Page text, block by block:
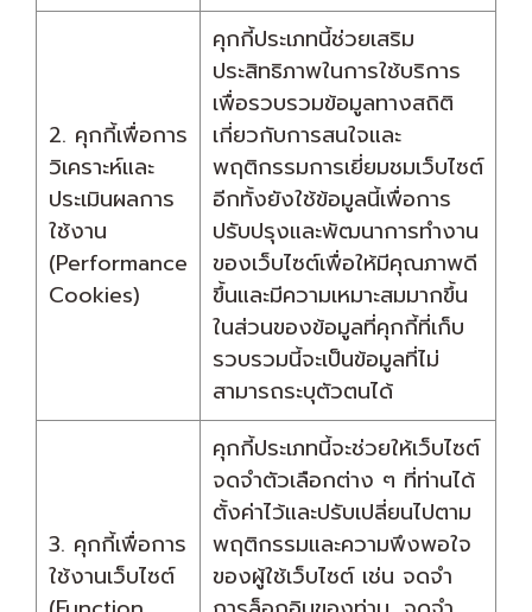
2. คุกกี้เพื่อการ
วิเคราะห์และ
ประเมินผลการ
ใช้งาน
(Performance
Cookies)
คุกกี้ประเภทนี้ช่วยเสริม
ประสิทธิภาพในการใช้บริการ
เพื่อรวบรวมข้อมูลทางสถิติ
เกี่ยวกับการสนใจและ
พฤติกรรมการเยี่ยมชมเว็บไซต์
อีกทั้งยังใช้ข้อมูลนี้เพื่อการ
ปรับปรุงและพัฒนาการทำงาน
ของเว็บไซต์เพื่อให้มีคุณภาพดี
ขึ้นและมีความเหมาะสมมากขึ้น
ในส่วนของข้อมูลที่คุกกี้ที่เก็บ
รวบรวมนี้จะเป็นข้อมูลที่ไม่
สามารถระบุตัวตนได้
3. คุกกี้เพื่อการ
ใช้งานเว็บไซต์
คุกกี้ประเภทนี้จะช่วยให้เว็บไซต์
จดจำตัวเลือกต่าง ๆ ที่ท่านได้
ตั้งค่าไว้และปรับเปลี่ยนไปตาม
พฤติกรรมและความพึงพอใจ
ของผู้ใช้เว็บไซต์ เช่น จดจำ